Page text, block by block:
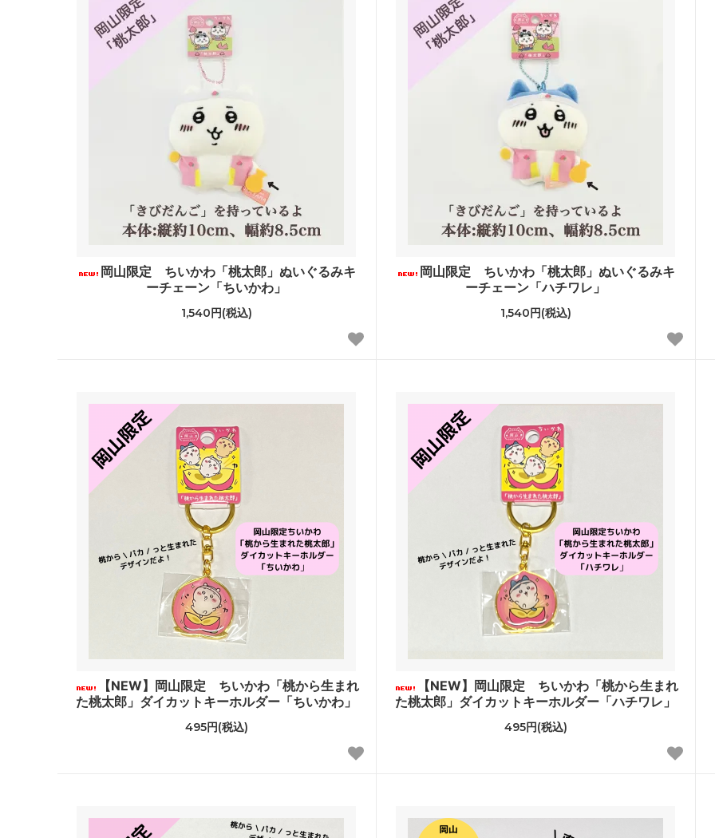
岡山限定 ちいかわ「桃太郎」ぬいぐるみキ
ーチェーン「ちいかわ」
1,540円(税込)
岡山限定 ちいかわ「桃太郎」ぬいぐるみキ
ーチェーン「ハチワレ」
1,540円(税込)
【NEW】岡山限定 ちいかわ「桃から生まれ
た桃太郎」ダイカットキーホルダー「ちいかわ」
495円(税込)
【NEW】岡山限定 ちいかわ「桃から生まれ
た桃太郎」ダイカットキーホルダー「ハチワレ」
495円(税込)